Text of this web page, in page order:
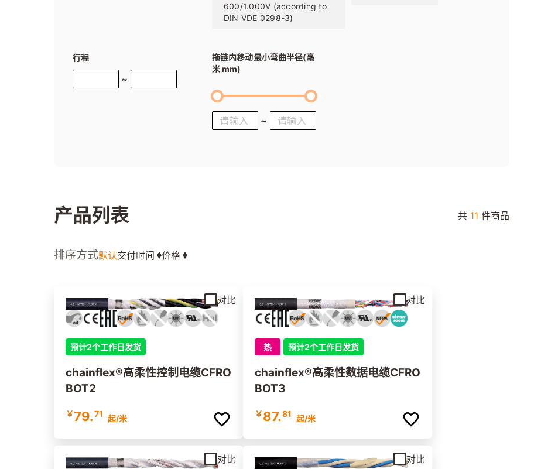
600/1.000V (according to
DIN VDE 0298-3)
行程
~
拖链内移动最小弯曲半径(毫
米 mm)
~
产品列表 共 11 件商品
排序方式默认交付时间 价格
预计2个工作日发货
chainflex®高柔性控制电缆CFRO
BOT2
￥79.71 起/米
对比
热 预计2个工作日发货
chainflex®高柔性数据电缆CFRO
BOT3
￥87.81 起/米
对比
对比 对比